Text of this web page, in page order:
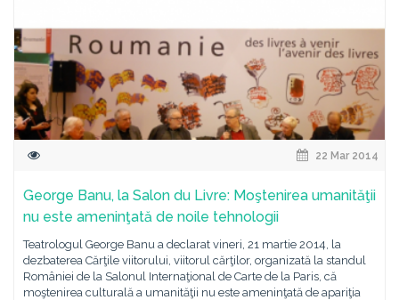
22 Mar 2014
George Banu, la Salon du Livre: Moştenirea umanităţii
nu este ameninţată de noile tehnologii
Teatrologul George Banu a declarat vineri, 21 martie 2014, la
dezbaterea Cărţile viitorului, viitorul cărţilor, organizată la standul
României de la Salonul Internaţional de Carte de la Paris, că
moştenirea culturală a umanităţii nu este ameninţată de apariţia